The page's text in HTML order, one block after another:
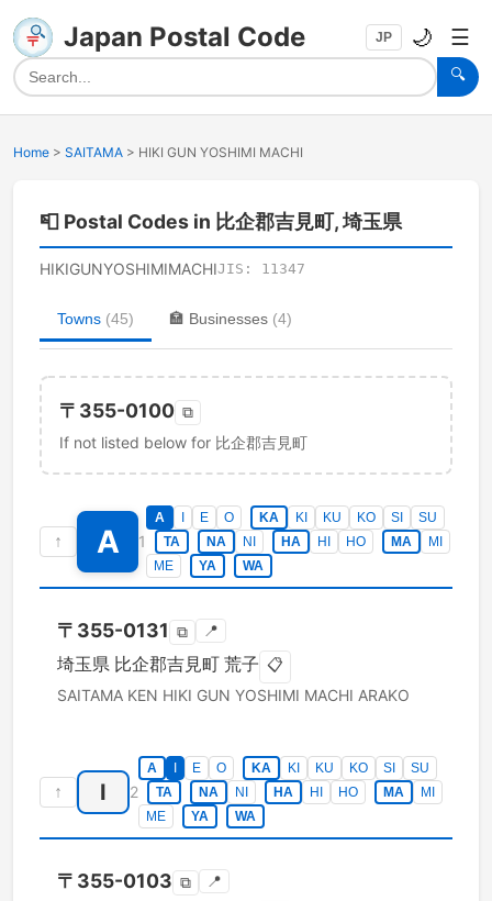
Japan Postal Code
🔍
JP 🌙 ☰
Home > SAITAMA > HIKI GUN YOSHIMI MACHI
📮 Postal Codes in 比企郡吉見町, 埼玉県
HIKIGUNYOSHIMIMACHIJIS: 11347
Towns (45) 🏣 Businesses (4)
〒 355-0100 ⧉
If not listed below for 比企郡吉見町
↑ A 1
A E O KA KI KU KO SI
SU
TA
NA NI HA HI HO MA
MI
ME
YA WA
〒 355-0131 ⧉ 📍
埼玉県 比企郡吉見町 荒子 📋
SAITAMA KEN HIKI GUN YOSHIMI MACHI ARAKO
↑ I 2
A E O KA KI KU KO SI
SU
TA
NA NI HA HI HO MA
MI
ME
YA WA
〒 355-0103 ⧉ 📍